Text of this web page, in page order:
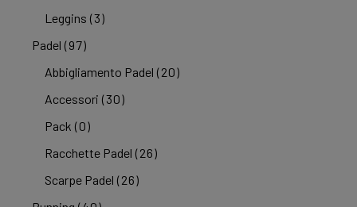
Leggins (3)
Padel (97)
Abbigliamento Padel (20)
Accessori (30)
Pack (0)
Racchette Padel (26)
Scarpe Padel (26)